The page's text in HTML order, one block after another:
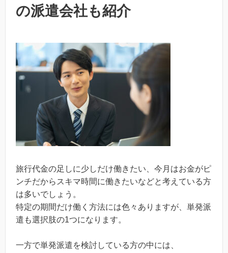
の派遣会社も紹介
旅行代金の足しに少しだけ働きたい、今月はお金がピ
ンチだからスキマ時間に働きたいなどと考えている方
は多いでしょう。
特定の期間だけ働く方法には色々ありますが、単発派
遣も選択肢の1つになります。
一方で単発派遣を検討している方の中には、